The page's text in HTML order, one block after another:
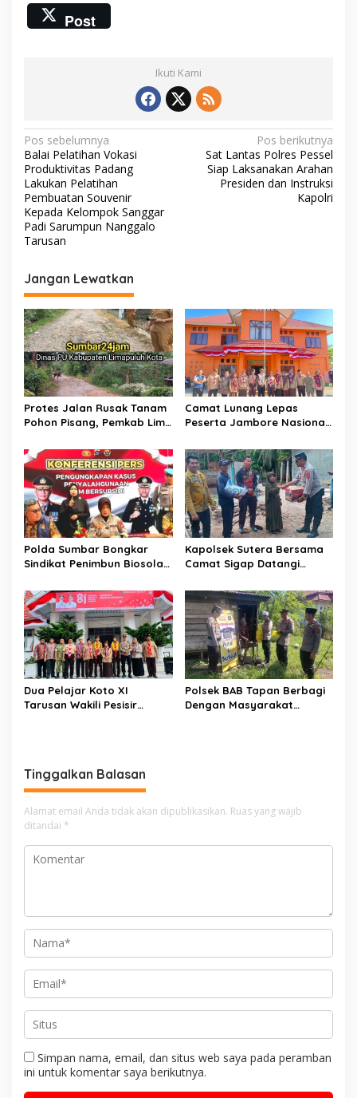
ac
e
k
w
itt
s
A
p
p
y
Li
n
k
Post
Ikuti Kami
N
a
v
i
g
s
i
p
o
s
Pos sebelumnya
Balai Pelatihan Vokasi
Produktivitas Padang
Lakukan Pelatihan
Pembuatan Souvenir
Kepada Kelompok Sanggar
Padi Sarumpun Nanggalo
Tarusan
Pos berikutnya
Sat Lantas Polres Pessel
Siap Laksanakan Arahan
Presiden dan Instruksi
Kapolri
Jangan Lewatkan
Protes Jalan Rusak Tanam
Pohon Pisang, Pemkab Lima
Perbaikan Segera
Direalisasikan
Camat Lunang Lepas
Peserta Jambore Nasional
Polda Sumbar Bongkar
Sindikat Penimbun Biosolar
Liter Disita
Kapolsek Sutera Bersama
Camat Sigap Datangi
Terkena Angin Puting
Beliung
Dua Pelajar Koto XI
Tarusan Wakili Pesisir
Polsek BAB Tapan Berbagi
Dengan Masyarakat
Tinggalkan Balasan
Alamat email Anda tidak akan dipublikasikan. Ruas yang wajib
ditandai *
Simpan nama, email, dan situs web saya pada peramban
ini untuk komentar saya berikutnya.